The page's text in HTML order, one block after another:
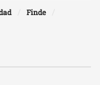
Finde